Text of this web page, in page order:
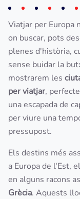
Viatjar per Europa
on buscar, pots
plenes d'història,
sense buidar la
mostrarem les
per viatjar,
una escapada de
per viure una
pressupost.
Els destins més
a Europa de l'Est,
en alguns racons
Grècia. Aquests